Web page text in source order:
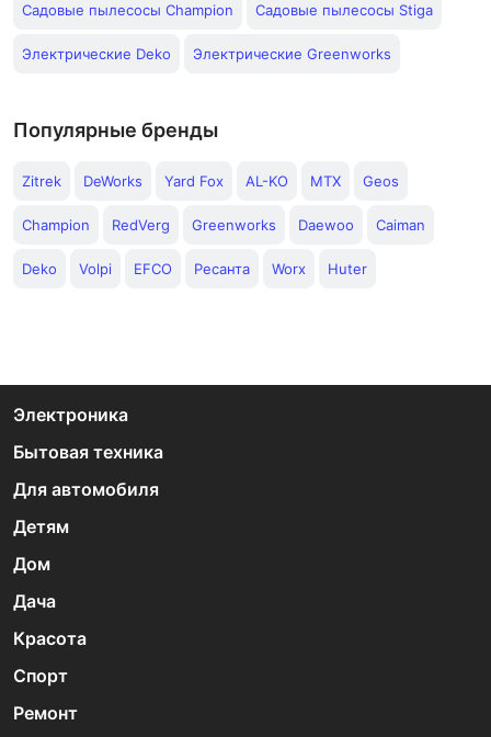
Садовые пылесосы Champion Садовые пылесосы Stiga
Электрические Deko Электрические Greenworks
Популярные бренды
Zitrek DeWorks Yard Fox AL-KO MTX Geos
Champion RedVerg Greenworks Daewoo Caiman
Deko Volpi EFCO Ресанта Worx Huter
Электроника
Бытовая техника
Для автомобиля
Детям
Дом
Дача
Красота
Спорт
Ремонт